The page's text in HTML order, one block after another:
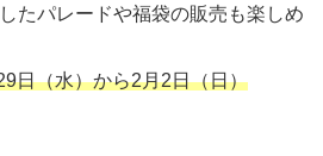
たパレードや福袋の販売も楽しめ
日（水）から2月2日（日）